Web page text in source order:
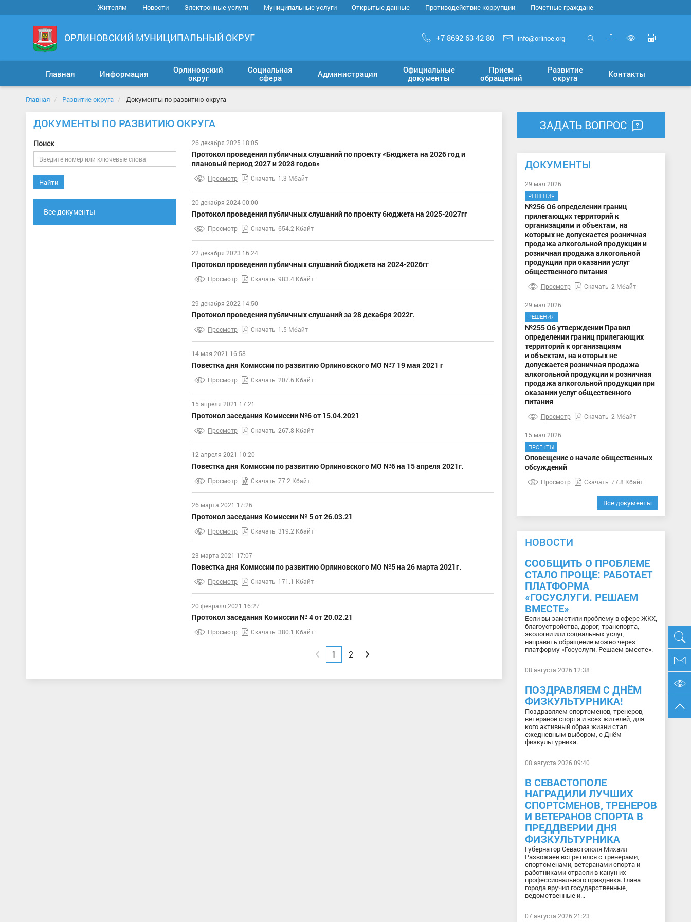
Жителям Новости Электронные услуги Муниципальные услуги Открытые данные Противодействие коррупции Почетные граждане
ОРЛИНОВСКИЙ МУНИЦИПАЛЬНЫЙ ОКРУГ +7 8692 63 42 80 info@orlinoe.org Карта
сайта
версию
для
Главная Информация
Орлиновский
округ
Социальная
сфера
Администрация
Официальные
документы
Прием
обращений
Развитие
округа
Контакты
Главная Развитие округа Документы по развитию округа
ДОКУМЕНТЫ ПО РАЗВИТИЮ ОКРУГА
Поиск
Найти
Все документы
26 декабря 2025 18:05
Протокол проведения публичных слушаний по проекту «Бюджета на 2026 год и
плановый период 2027 и 2028 годов»
Просмотр Скачать 1.3 Мбайт
20 декабря 2024 00:00
Протокол проведения публичных слушаний по проекту бюджета на 2025-2027гг
Просмотр Скачать 654.2 Кбайт
22 декабря 2023 16:24
Протокол проведения публичных слушаний бюджета на 2024-2026гг
Просмотр Скачать 983.4 Кбайт
29 декабря 2022 14:50
Протокол проведения публичных слушаний за 28 декабря 2022г.
Просмотр Скачать 1.5 Мбайт
14 мая 2021 16:58
Повестка дня Комиссии по развитию Орлиновского МО №7 19 мая 2021 г
Просмотр Скачать 207.6 Кбайт
15 апреля 2021 17:21
Протокол заседания Комиссии №6 от 15.04.2021
Просмотр Скачать 267.8 Кбайт
12 апреля 2021 10:20
Повестка дня Комиссии по развитию Орлиновского МО №6 на 15 апреля 2021г.
Просмотр Скачать 77.2 Кбайт
26 марта 2021 17:26
Протокол заседания Комиссии № 5 от 26.03.21
Просмотр Скачать 319.2 Кбайт
23 марта 2021 17:07
Повестка дня Комиссии по развитию Орлиновского МО №5 на 26 марта 2021г.
Просмотр Скачать 171.1 Кбайт
20 февраля 2021 16:27
Протокол заседания Комиссии № 4 от 20.02.21
Просмотр Скачать 380.1 Кбайт
1 2 Вперед
ЗАДАТЬ ВОПРОС
ДОКУМЕНТЫ
29 мая 2026
РЕШЕНИЯ
№256 Об определении границ
прилегающих территорий к
организациям и объектам, на
которых не допускается розничная
продажа алкогольной продукции и
розничная продажа алкогольной
продукции при оказании услуг
общественного питания
Просмотр Скачать 2 Мбайт
29 мая 2026
РЕШЕНИЯ
№255 Об утверждении Правил
определении границ прилегающих
территорий к организациям
и объектам, на которых не
допускается розничная продажа
алкогольной продукции и розничная
продажа алкогольной продукции при
оказании услуг общественного
питания
Просмотр Скачать 2 Мбайт
15 мая 2026
ПРОЕКТЫ
Оповещение о начале общественных
обсуждений
Просмотр Скачать 77.8 Кбайт
Все документы
НОВОСТИ
СООБЩИТЬ О ПРОБЛЕМЕ
СТАЛО ПРОЩЕ: РАБОТАЕТ
ПЛАТФОРМА
«ГОСУСЛУГИ. РЕШАЕМ
ВМЕСТЕ»
Если вы заметили проблему в сфере ЖКХ,
благоустройства, дорог, транспорта,
экологии или социальных услуг,
направить обращение можно через
платформу «Госуслуги. Решаем вместе».
08 августа 2026 12:38
ПОЗДРАВЛЯЕМ С ДНЁМ
ФИЗКУЛЬТУРНИКА!
Поздравляем спортсменов, тренеров,
ветеранов спорта и всех жителей, для
кого активный образ жизни стал
ежедневным выбором, с Днём
физкультурника.
08 августа 2026 09:40
В СЕВАСТОПОЛЕ
НАГРАДИЛИ ЛУЧШИХ
СПОРТСМЕНОВ, ТРЕНЕРОВ
И ВЕТЕРАНОВ СПОРТА В
ПРЕДДВЕРИИ ДНЯ
ФИЗКУЛЬТУРНИКА
Губернатор Севастополя Михаил
Развожаев встретился с тренерами,
спортсменами, ветеранами спорта и
работниками отрасли в канун их
профессионального праздника. Глава
города вручил государственные,
ведомственные и...
07 августа 2026 21:23